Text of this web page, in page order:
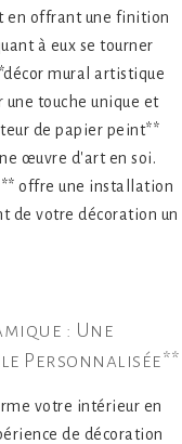
en offrant une finition
à eux se tourner
mural artistique
touche unique et
de papier peint**
œuvre d'art en soi.
offre une installation
de votre décoration un
: Une
Personnalisée**
votre intérieur en
de décoration